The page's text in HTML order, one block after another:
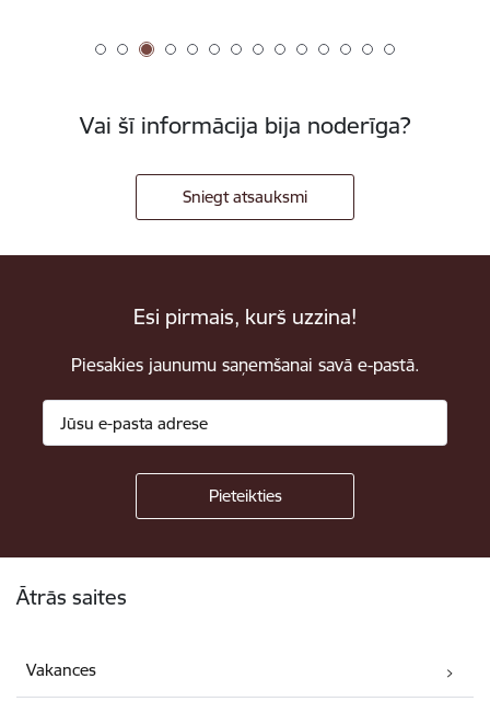
Vai šī informācija bija noderīga?
Sniegt atsauksmi
Esi pirmais, kurš uzzina!
Piesakies jaunumu saņemšanai savā e-pastā.
Ātrās saites
Vakances